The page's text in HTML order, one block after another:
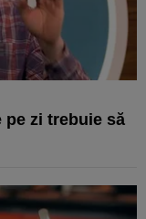
pe zi trebuie să